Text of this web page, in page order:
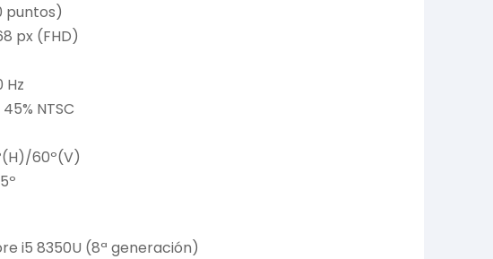
puntos)
px (FHD)
Hz
NTSC
60º(V)
i5 8350U (8ª generación)